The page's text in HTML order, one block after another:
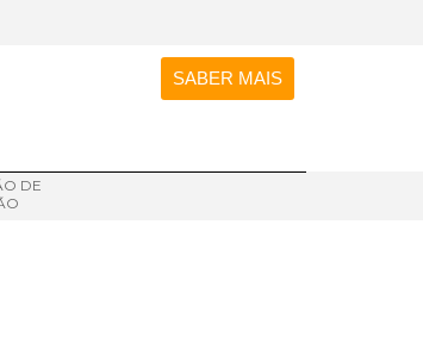
SABER MAIS
DE